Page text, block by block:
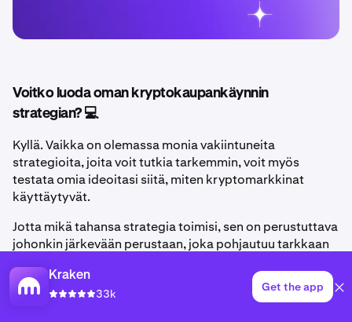
Kraken
33k Get the app
Voitko luoda oman kryptokaupankäynnin
strategian? 💻
Kyllä. Vaikka on olemassa monia vakiintuneita
strategioita, joita voit tutkia tarkemmin, voit myös
testata omia ideoitasi siitä, miten kryptomarkkinat
käyttäytyvät.
Jotta mikä tahansa strategia toimisi, sen on perustuttava
johonkin järkevään perustaan, joka pohjautuu tarkkaan
voisi toimia. Hänen on tarkasteltava, mikä on toiminut
aiemmin, ja muotoiltava lähestymistapansa sen mukaan.